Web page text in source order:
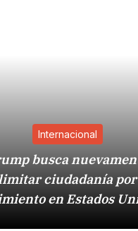
Internacional
busca
ciudadanía por
en Estados